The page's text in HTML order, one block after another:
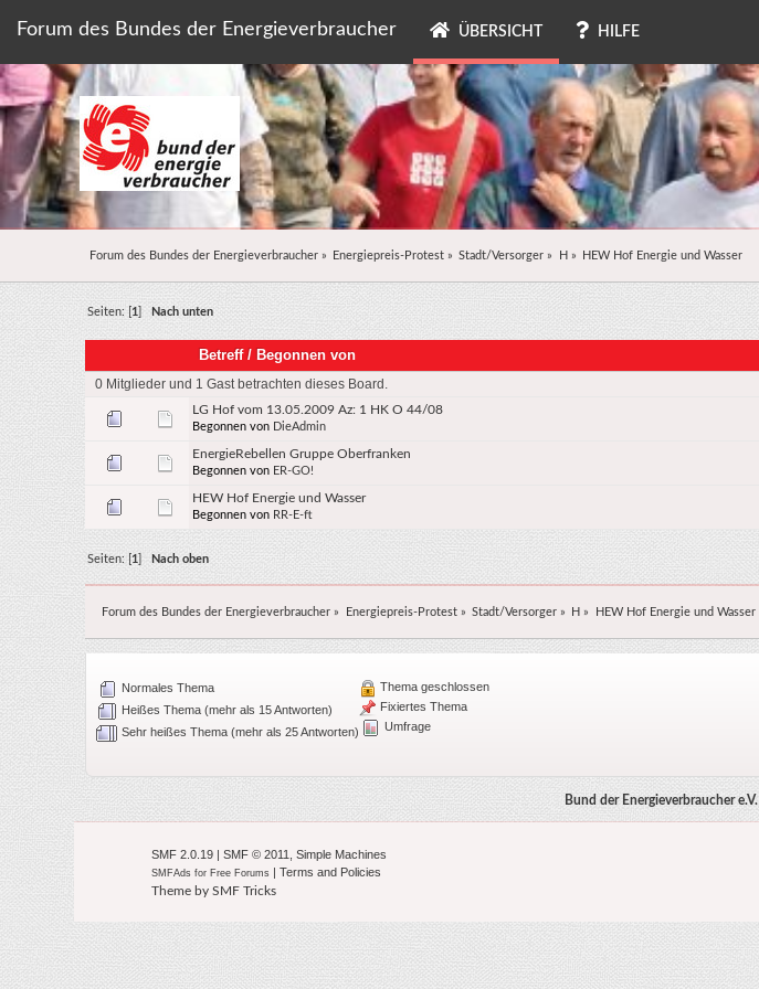
Forum des Bundes der Energieverbraucher ÜBERSICHT HILFE
Forum des Bundes der Energieverbraucher» Energiepreis-Protest » Stadt/Versorger » H » HEW Hof Energie und Wasser
Seiten: [ 1 Nach unten
Betreff/Begonnen von
0 Mitglieder und 1 Gast betrachten dieses Board.
LG Hof vom 13.05.2009 Az: 1 HK O 44/08
Begonnen von DieAdmin
EnergieRebellen Gruppe Oberfranken
Begonnen von ER-GO!
HEW Hof Energie und Wasser
Begonnen von RR-E-ft
Seiten: [1 Nach oben
Forum des Bundes der Energieverbraucher » Energiepreis-Protest» Stadt/Versorger» H » HEW Hof Energie und Wasser
Normales Thema
Heißes Thema (mehr als 15 Antworten)
Sehr heißes Thema (mehr als 25 Antworten)
Thema geschlossen
Fixiertes Thema
Umfrage
Bund der Energieverbraucher e.V.
SMF 2.0.19| SMF © 2011 Simple Machines
SMFAds for Free Forums
Terms and Policies
Theme by SMF Tricks